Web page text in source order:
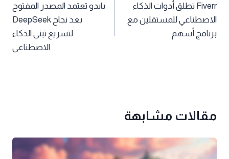
المقالات
Fiverr تطلق أدوات الذكاء
الاصطناعي للمستقلين مع
برنامج أسهم
بايدو تعتمد المصدر المفتوح
بعد نجاح DeepSeek
لتسريع تبني الذكاء
الاصطناعي
مقالات مشابهة